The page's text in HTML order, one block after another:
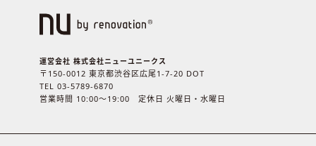
運営会社 株式会社ニューユニークス
〒150-0012 東京都渋谷区広尾1-7-20 DOT
TEL 03-5789-6870
営業時間 10:00〜19:00 定休日 火曜日・水曜日